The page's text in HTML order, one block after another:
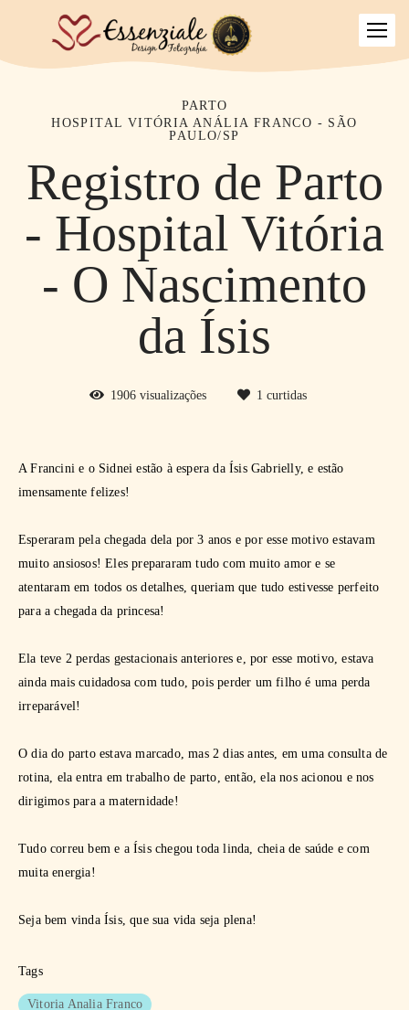
PARTO
HOSPITAL VITÓRIA ANÁLIA FRANCO - SÃO
PAULO/SP
Registro de Parto
- Hospital Vitória
- O Nascimento
da Ísis
1906visualizações 1 curtidas
A Francini e o Sidnei estão à espera da Ísis Gabrielly, e estão
imensamente felizes!
Esperaram pela chegada dela por 3 anos e por esse motivo estavam
muito ansiosos! Eles prepararam tudo com muito amor e se
atentaram em todos os detalhes, queriam que tudo estivesse perfeito
para a chegada da princesa!
Ela teve 2 perdas gestacionais anteriores e, por esse motivo, estava
ainda mais cuidadosa com tudo, pois perder um filho é uma perda
irreparável!
O dia do parto estava marcado, mas 2 dias antes, em uma consulta de
rotina, ela entra em trabalho de parto, então, ela nos acionou e nos
dirigimos para a maternidade!
Tudo correu bem e a Ísis chegou toda linda, cheia de saúde e com
muita energia!
Seja bem vinda Ísis, que sua vida seja plena!
Tags
Vitoria Analia Franco